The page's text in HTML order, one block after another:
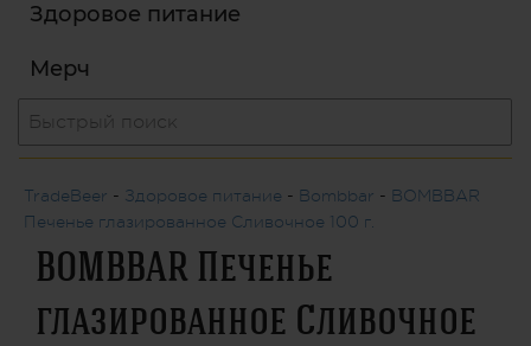
Здоровое питание
Мерч
TradeBeer - Здоровое питание - Bombbar - BOMBBAR
Печенье глазированное Сливочное 100 г.
BOMBBAR Печенье
глазированное Сливочное